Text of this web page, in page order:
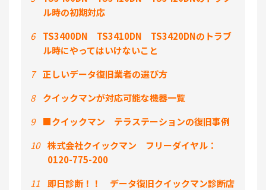
ル時の初期対応
6
TS3400DN TS3410DN TS3420DNのトラブ
ル時にやってはいけないこと
7
正しいデータ復旧業者の選び方
8
クイックマンが対応可能な機器一覧
9
■クイックマン テラステーションの復旧事例
10
株式会社クイックマン フリーダイヤル：
0120-775-200
11
即日診断！！ データ復旧クイックマン診断店